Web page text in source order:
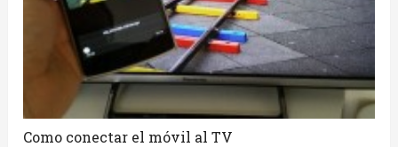
Como conectar el móvil al TV